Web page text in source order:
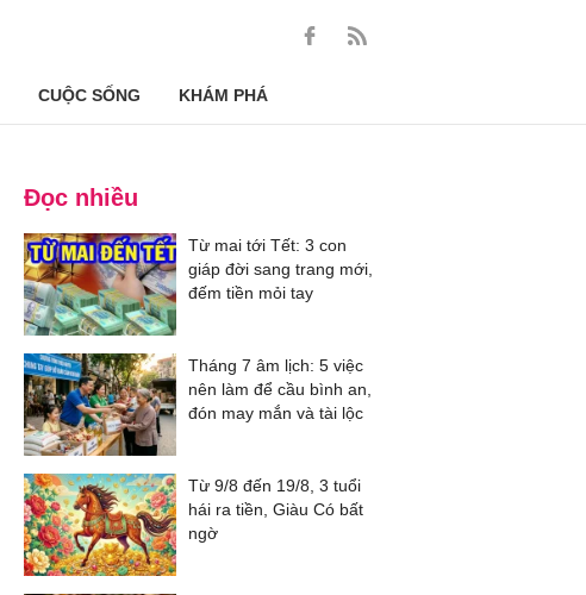
CUỘC SỐNG KHÁM PHÁ
Đọc nhiều
Từ mai tới Tết: 3 con
giáp đời sang trang mới,
đếm tiền mỏi tay
Tháng 7 âm lịch: 5 việc
nên làm để cầu bình an,
đón may mắn và tài lộc
Từ 9/8 đến 19/8, 3 tuổi
hái ra tiền, Giàu Có bất
ngờ